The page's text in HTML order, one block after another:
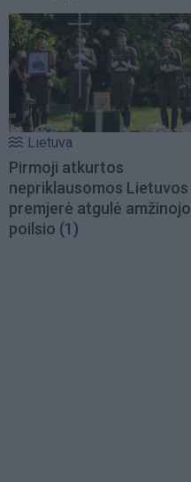
Lietuva
Pirmoji atkurtos
nepriklausomos Lietuvos
premjerė atgulė amžinojo
poilsio (1)